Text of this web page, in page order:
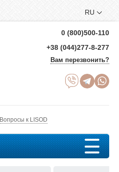
RU
0 (800)500-110
+38 (044)277-8-277
Вам перезвонить?
Вопросы к LISOD